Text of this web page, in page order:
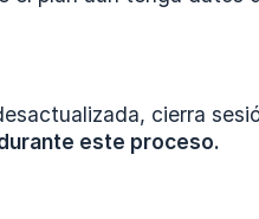
cierra
este proceso.